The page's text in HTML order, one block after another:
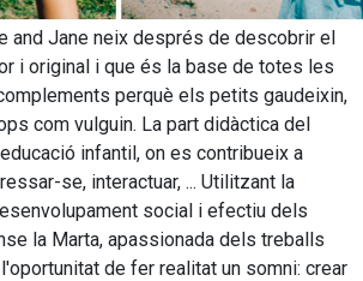
and Jane neix després de descobrir el
i original i que és la base de totes les
perquè els petits gaudeixin,
com vulguin. La part didàctica del
infantil, on es contribueix a
se, interactuar, ... Utilitzant la
social i efectiu dels
la Marta, apassionada dels treballs
de fer realitat un somni: crear